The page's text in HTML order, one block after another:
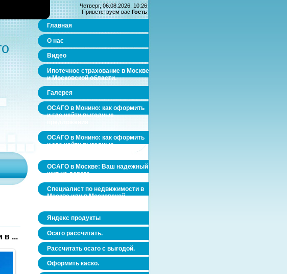
в ...
Четверг, 06.08.2026, 10:26
Приветствуем вас Гость
Главная
О нас
Видео
Ипотечное страхование в Москве
и Московской области.
Галерея
ОСАГО в Монино: как оформить
и где найти выгодные
ОСАГО в Монино: как оформить
и где найти выгодные
ОСАГО в Москве: Ваш надежный
щит на дороге
Специалист по недвижимости в
Москве или в Московской
Яндекс продукты
Осаго рассчитать.
Рассчитать осаго с выгодой.
Оформить каско.